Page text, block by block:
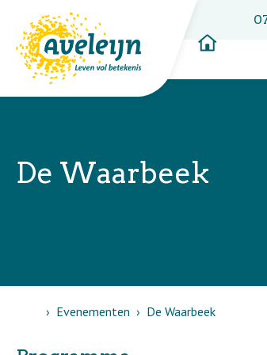
De Waarbeek
HomeEvenementen De Waarbeek